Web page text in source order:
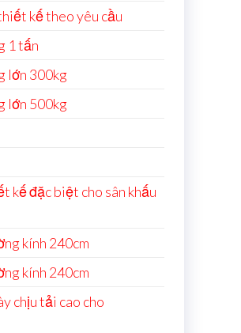
kế theo yêu cầu
1 tấn
lớn 300kg
lớn 500kg
kế đặc biệt cho sân khấu
kính 240cm
kính 240cm
chịu tải cao cho